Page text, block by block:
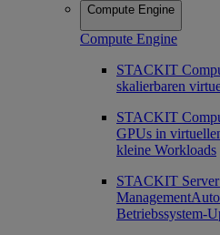
Compute Engine
Compute Engine
STACKIT
skalierbaren
STACKIT
GPUs in
kleine Workloads
STACKIT
Management
Betriebssystem-